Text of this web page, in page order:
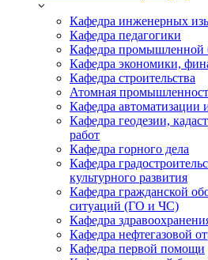
Кафедра инженерных
Кафедра педагогики
Кафедра промышленной
Кафедра экономики,
Кафедра строительства
Атомная
Кафедра автоматизации
Кафедра геодезии,
работ
Кафедра горного дела
Кафедра
культурного развития
Кафедра гражданской
ситуаций (ГО и ЧС)
Кафедра
Кафедра нефтегазовой
Кафедра первой помощи